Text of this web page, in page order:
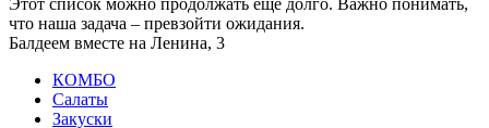
Этот список можно продолжать еще долго. Важно понимать,
что наша задача – превзойти ожидания.
Балдеем вместе на Ленина, 3
КОМБО
Салаты
Закуски